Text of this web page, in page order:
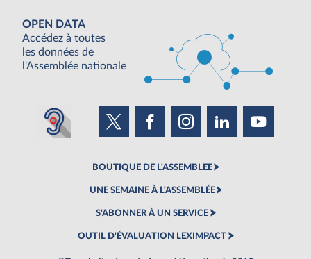
OPEN DATA
Accédez à toutes
les données de
l'Assemblée nationale
BOUTIQUE DE L'ASSEMBLEE
UNE SEMAINE À L'ASSEMBLÉE
S'ABONNER À UN SERVICE
OUTIL D'ÉVALUATION LEXIMPACT